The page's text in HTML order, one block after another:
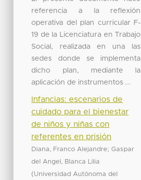
referencia a la reflexión
operativa del plan curricular F-
19 de la Licenciatura en Trabajo
Social, realizada en una las
sedes donde se implementa
dicho plan, mediante la
aplicación de instrumentos ...
Infancias: escenarios de
cuidado para el bienestar
de niños y niñas con
referentes en prisión
Diana, Franco Alejandre;Gaspar
del Angel, Blanca Lilia
(Universidad Autónoma del